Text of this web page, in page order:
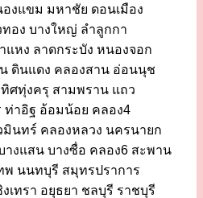
งแขม มหาชัย ดอนเมือง
ทอง บางใหญ่ ลำลูกกา
แหง ลาดกระบัง หนองจอก
ดินแดง คลองสาน อ่อนนุช
ศทุ่งครุ สามพราน แถว
าอิฐ อ้อมน้อย คลอง4
มินทร์ คลองหลวง นครนายก
งแสน บางซื่อ คลอง6 สะพาน
พ นนทบุรี สมุทรปราการ
เทรา อยุธยา ชลบุรี ราชบุรี